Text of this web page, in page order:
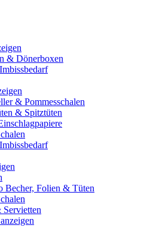
& Dönerboxen
& Pommesschalen
& Spitztüten
Becher, Folien & Tüten